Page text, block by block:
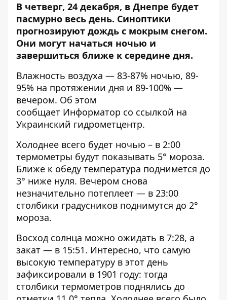
В четверг, 24 декабря, в Днепре будет
пасмурно весь день. Синоптики
прогнозируют дождь с мокрым снегом.
Они могут начаться ночью и
завершиться ближе к середине дня.
Влажность воздуха — 83-87% ночью, 89-
95% на протяжении дня и 89-100% —
вечером. Об этом
сообщает Информатор со ссылкой на
Украинский гидрометцентр.
Холоднее всего будет ночью – в 2:00
термометры будут показывать 5° мороза.
Ближе к обеду температура поднимется до
3° ниже нуля. Вечером снова
незначительно потеплеет — в 23:00
столбики градусников поднимутся до 2°
мороза.
Восход солнца можно ожидать в 7:28, а
закат — в 15:51. Интересно, что самую
высокую температуру в этот день
зафиксировали в 1901 году: тогда
столбики термометров поднялись до